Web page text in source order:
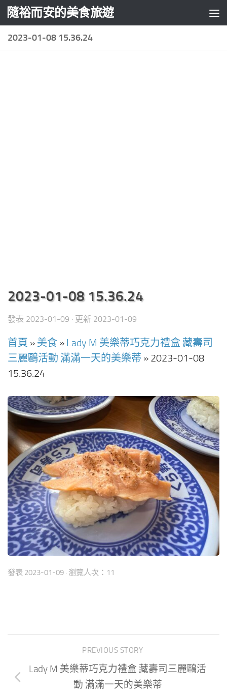
Skip to content
隨裕而安的美食旅遊
2023-01-08 15.36.24
2023-01-08 15.36.24
發表 2023-01-09 · 更新 2023-01-09
首頁 » 美食 » Lady M 美樂蒂巧克力禮盒 藏壽司
三麗鷗活動 滿滿一天的美樂蒂 » 2023-01-08
15.36.24
發表 2023-01-09 · 瀏覽人次：11
PREVIOUS STORY
Lady M 美樂蒂巧克力禮盒 藏壽司三麗鷗活
動 滿滿一天的美樂蒂